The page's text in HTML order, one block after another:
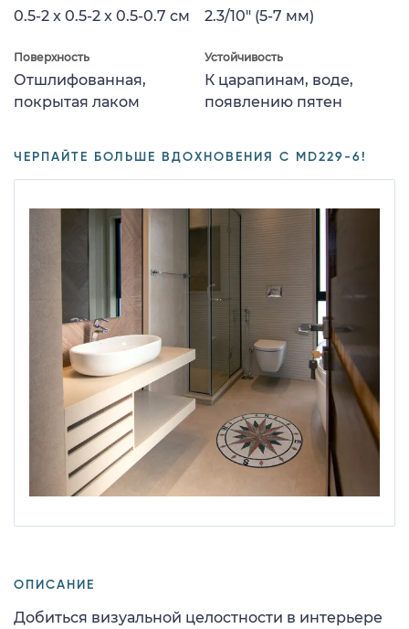
0.5-2 x 0.5-2 x 0.5-0.7 см 2.3/10" (5-7 мм)
Поверхность
Отшлифованная,
покрытая лаком
Устойчивость
К царапинам, воде,
появлению пятен
ЧЕРПАЙТЕ БОЛЬШЕ ВДОХНОВЕНИЯ С MD229-6!
ОПИСАНИЕ
Добиться визуальной целостности в интерьере